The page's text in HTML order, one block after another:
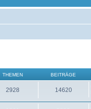
THEMEN BEITRÄGE
2928 14620